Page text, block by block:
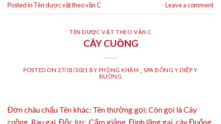
Posted in Tên dược vật theo vần C Leave a comment
TÊN DƯỢC VẬT THEO VẦN C
CÂY CUỒNG
POSTED ON 27/01/2021 BY PHÒNG KHÁM _ SPA ĐÔNG Y DIỆP Y
ĐƯỜNG
Đơn châu chấu Tên khác: Tên thường gọi: Còn gọi là Cây
cuồng, Rau gai, Độc lực, Cẩm giảng, Đinh lăng gai, cây Đuống,